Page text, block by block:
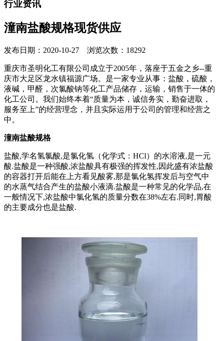
行业资讯
潼南盐酸规格现货供应
发布日期：2020-10-27 浏览次数：18292
重庆市圣明化工有限公司成立于2005年，落座于五金之乡--重
庆市大足区龙水镇福源广场。是一家专业从事：盐酸，硫酸，
液碱，甲醛，次氯酸钠等化工产品储存，运输，销售于一体的
化工公司。我们始终本着“质量为本，诚信务实，勤奋进取，
服务至上”的经营理念，并且实际运用于公司的管理和经营之
中。
潼南盐酸规格
盐酸,学名氢氯酸,是氯化氢（化学式：HCl）的水溶液,是一元
酸.盐酸是一种强酸,浓盐酸具有极强的挥发性,因此盛有浓盐酸
的容器打开后能在上方看见酸雾,那是氯化氢挥发后与空气中
的水蒸气结合产生的盐酸小液滴.盐酸是一种常见的化学品,在
一般情况下,浓盐酸中氯化氢的质量分数在38%左右.同时,胃酸
的主要成分也是盐酸.